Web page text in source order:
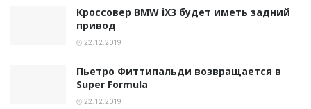
Кроссовер BMW iX3 будет иметь задний
привод
22.12.2019
Пьетро Фиттипальди возвращается в
Super Formula
22.12.2019